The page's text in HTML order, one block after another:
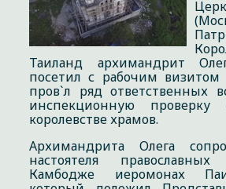
Таиланд архимандрит
посетил с рабочим
пров`л ряд ответственных
инспекционную проверку
королевстве храмов.
Архимандрита Олега
настоятеля
Камбодже иеромонах